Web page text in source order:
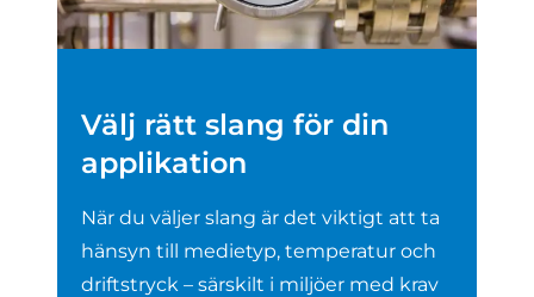
Välj rätt slang för din
applikation
När du väljer slang är det viktigt att ta
hänsyn till medietyp, temperatur och
driftstryck – särskilt i miljöer med krav